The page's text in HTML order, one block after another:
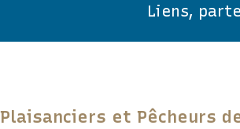
Liens,
et Pêcheurs